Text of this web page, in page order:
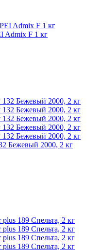
Admix F 1 кг
Бежевый 2000, 2 кг